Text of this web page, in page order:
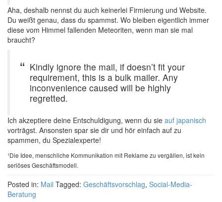
Aha, deshalb nennst du auch keinerlei Firmierung und Website.
Du weißt genau, dass du spammst. Wo bleiben eigentlich immer
diese vom Himmel fallenden Meteoriten, wenn man sie mal
braucht?
Kindly ignore the mail, if doesn’t fit your
requirement, this is a bulk mailer. Any
inconvenience caused will be highly
regretted.
Ich akzeptiere deine Entschuldigung, wenn du sie auf japanisch
vorträgst. Ansonsten spar sie dir und hör einfach auf zu
spammen, du Spezialexperte!
¹Die Idee, menschliche Kommunikation mit Reklame zu vergällen, ist kein
seriöses Geschäftsmodell.
Posted in: Mail Tagged: Geschäftsvorschlag, Social-Media-
Beratung